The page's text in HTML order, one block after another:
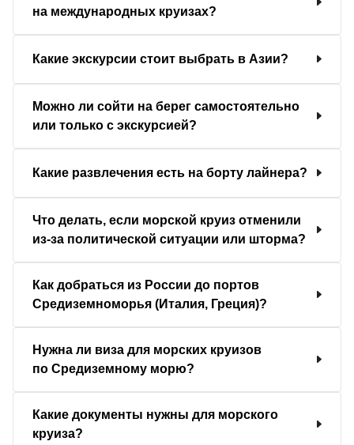
на международных круизах?
Какие экскурсии стоит выбрать в Азии?
Можно ли сойти на берег самостоятельно
или только с экскурсией?
Какие развлечения есть на борту лайнера?
Что делать, если морской круиз отменили
из-за политической ситуации или шторма?
Как добраться из России до портов
Средиземноморья (Италия, Греция)?
Нужна ли виза для морских круизов
по Средиземному морю?
Какие документы нужны для морского
круиза?